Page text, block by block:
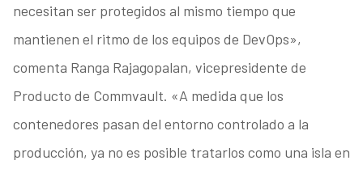
necesitan ser protegidos al mismo tiempo que
mantienen el ritmo de los equipos de DevOps»,
comenta Ranga Rajagopalan, vicepresidente de
Producto de Commvault. «A medida que los
contenedores pasan del entorno controlado a la
producción, ya no es posible tratarlos como una isla en